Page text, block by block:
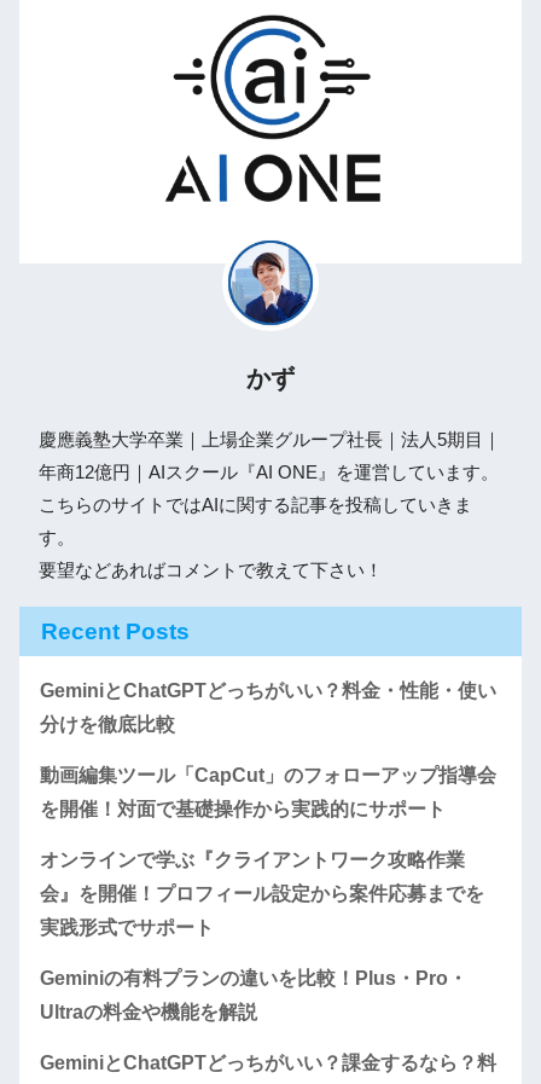
かず
慶應義塾大学卒業｜上場企業グループ社長｜法人5期目｜
年商12億円｜AIスクール『AI ONE』を運営しています。
こちらのサイトではAIに関する記事を投稿していきま
す。
要望などあればコメントで教えて下さい！
Recent Posts
GeminiとChatGPTどっちがいい？料金・性能・使い
分けを徹底比較
動画編集ツール「CapCut」のフォローアップ指導会
を開催！対面で基礎操作から実践的にサポート
オンラインで学ぶ『クライアントワーク攻略作業
会』を開催！プロフィール設定から案件応募までを
実践形式でサポート
Geminiの有料プランの違いを比較！Plus・Pro・
Ultraの料金や機能を解説
GeminiとChatGPTどっちがいい？課金するなら？料